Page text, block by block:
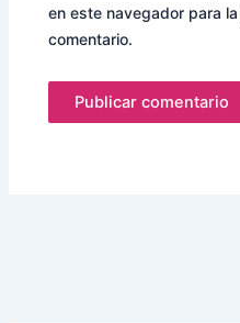
en este navegador para
comentario.